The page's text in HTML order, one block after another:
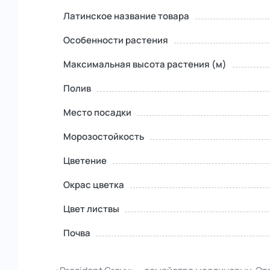
Латинское название товара
Особенности растения
Максимальная высота растения (м)
Полив
Место посадки
Морозостойкость
Цветение
Окрас цветка
Цвет листвы
Почва